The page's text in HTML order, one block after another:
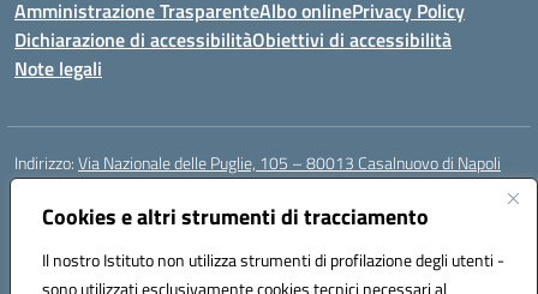
Cookies e altri strumenti di tracciamento
Il nostro Istituto non utilizza strumenti di profilazione degli utenti -
sono utilizzati esclusivamente cookies tecnici necessari al
Amministrazione TrasparenteAlbo onlinePrivacy Policy
Dichiarazione di accessibilitàObiettivi di accessibilità
Note legali
Indirizzo:Via Nazionale delle Puglie, 105 – 80013 Casalnuovo di Napoli
Centralino:
Email:naee32300a@istruzione.it
Codice fiscale: 93007720639